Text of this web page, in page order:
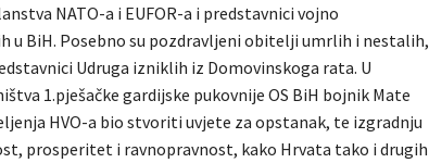
NATO-a i EUFOR-a i predstavnici vojno
BiH. Posebno su pozdravljeni obitelji umrlih i nestalih,
Udruga izniklih iz Domovinskoga rata. U
1.pješačke gardijske pukovnije OS BiH bojnik Mate
HVO-a bio stvoriti uvjete za opstanak, te izgradnju
prosperitet i ravnopravnost, kako Hrvata tako i drugih